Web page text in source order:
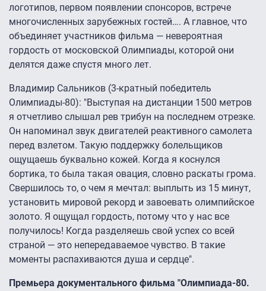
логотипов, первом появлении спонсоров, встрече
многочисленных зарубежных гостей…. А главное, что
объединяет участников фильма — невероятная
гордость от московской Олимпиады, которой они
делятся даже спустя много лет.
Владимир Сальников (3-кратный победитель
Олимпиады-80): "Выступая на дистанции 1500 метров
я отчетливо слышал рев трибун на последнем отрезке.
Он напоминал звук двигателей реактивного самолета
перед взлетом. Такую поддержку болельщиков
ощущаешь буквально кожей. Когда я коснулся
бортика, то была такая овация, словно раскаты грома.
Свершилось то, о чем я мечтал: выплыть из 15 минут,
установить мировой рекорд и завоевать олимпийское
золото. Я ощущал гордость, потому что у нас все
получилось! Когда разделяешь свой успех со всей
страной — это непередаваемое чувство. В такие
моменты распахиваются душа и сердце".
Премьера документального фильма "Олимпиада-80.